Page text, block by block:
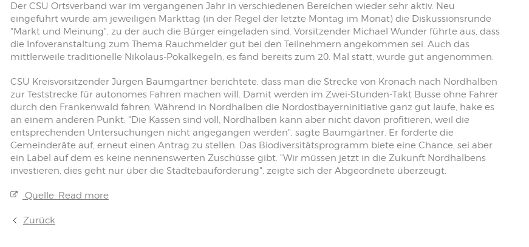
Der CSU Ortsverband war im vergangenen Jahr in verschiedenen Bereichen wieder sehr aktiv. Neu
eingeführt wurde am jeweiligen Markttag (in der Regel der letzte Montag im Monat) die Diskussionsrunde
"Markt und Meinung", zu der auch die Bürger eingeladen sind. Vorsitzender Michael Wunder führte aus, dass
die Infoveranstaltung zum Thema Rauchmelder gut bei den Teilnehmern angekommen sei. Auch das
mittlerweile traditionelle Nikolaus-Pokalkegeln, es fand bereits zum 20. Mal statt, wurde gut angenommen.
CSU Kreisvorsitzender Jürgen Baumgärtner berichtete, dass man die Strecke von Kronach nach Nordhalben
zur Teststrecke für autonomes Fahren machen will. Damit werden im Zwei-Stunden-Takt Busse ohne Fahrer
durch den Frankenwald fahren. Während in Nordhalben die Nordostbayerninitiative ganz gut laufe, hake es
an einem anderen Punkt: "Die Kassen sind voll, Nordhalben kann aber nicht davon profitieren, weil die
entsprechenden Untersuchungen nicht angegangen werden", sagte Baumgärtner. Er forderte die
Gemeinderäte auf, erneut einen Antrag zu stellen. Das Biodiversitätsprogramm biete eine Chance, sei aber
ein Label auf dem es keine nennenswerten Zuschüsse gibt. "Wir müssen jetzt in die Zukunft Nordhalbens
investieren, dies geht nur über die Städtebauförderung", zeigte sich der Abgeordnete überzeugt.
Quelle: Read more
Zurück